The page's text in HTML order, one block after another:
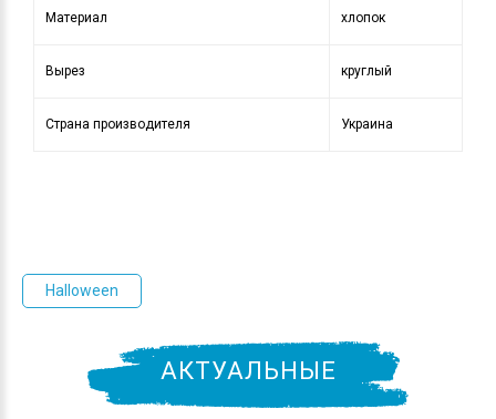
Материал хлопок
Вырез круглый
Страна производителя Украина
Halloween
АКТУАЛЬНЫЕ